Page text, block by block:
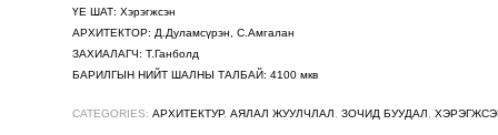
ҮЕ ШАТ: Хэрэгжсэн
АРХИТЕКТОР: Д.Дуламсүрэн, С.Амгалан
ЗАХИАЛАГЧ: Т.Ганболд
БАРИЛГЫН НИЙТ ШАЛНЫ ТАЛБАЙ: 4100 мкв
CATEGORIES: АРХИТЕКТУР, АЯЛАЛ ЖУУЛЧЛАЛ ЗОЧИД БУУДАЛ